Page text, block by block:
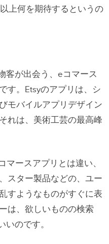
上何を期待するというの
客が出会う、eコマース
す。Etsyのアプリは、シ
モバイルアプリデザイン
れは、美術工芸の最高峰
マースアプリとは違い、
スター製品などの、ユー
すようなものがすぐに表
は、欲しいものの検索
いのです。